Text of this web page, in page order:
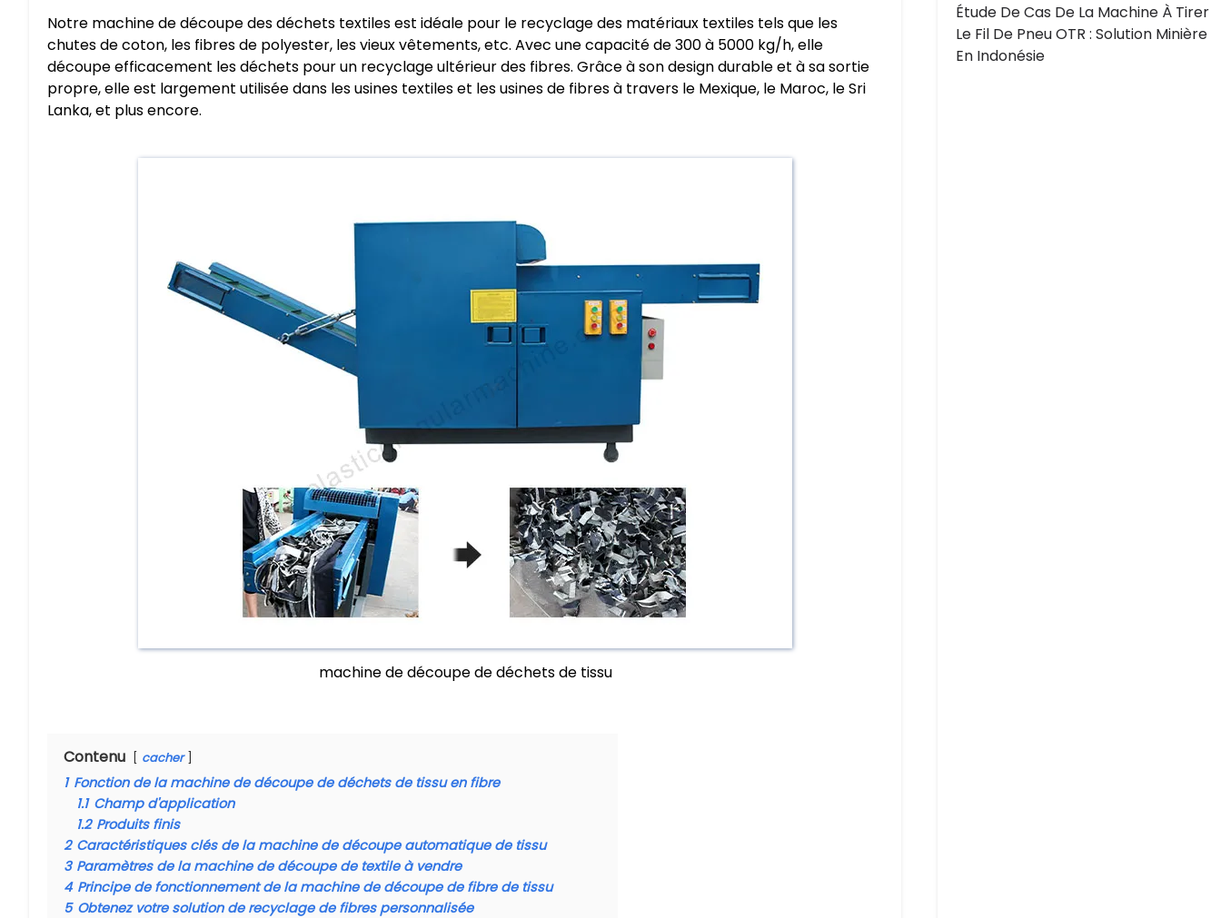
Notre machine de découpe des déchets textiles est idéale pour le recyclage des matériaux textiles tels que les
chutes de coton, les fibres de polyester, les vieux vêtements, etc. Avec une capacité de 300 à 5000 kg/h, elle
découpe efficacement les déchets pour un recyclage ultérieur des fibres. Grâce à son design durable et à sa sortie
propre, elle est largement utilisée dans les usines textiles et les usines de fibres à travers le Mexique, le Maroc, le Sri
Lanka, et plus encore.
machine de découpe de déchets de tissu
Contenu cacher
1 Fonction de la machine de découpe de déchets de tissu en fibre
1.1 Champ d'application
1.2 Produits finis
2 Caractéristiques clés de la machine de découpe automatique de tissu
3 Paramètres de la machine de découpe de textile à vendre
4 Principe de fonctionnement de la machine de découpe de fibre de tissu
5 Obtenez votre solution de recyclage de fibres personnalisée
Étude De Cas De La Machine À Tirer
Le Fil De Pneu OTR : Solution Minière
En Indonésie